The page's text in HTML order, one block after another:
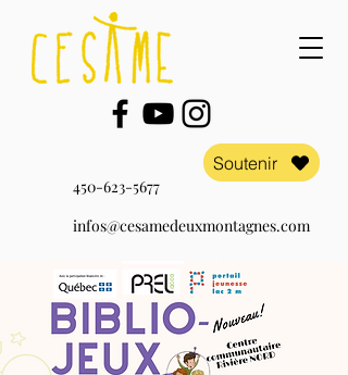
Soutenir
450-623-5677
infos@cesamedeuxmontagnes.com